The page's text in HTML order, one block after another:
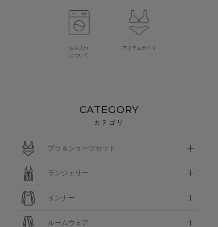
お手入れ
について
アイテムガイド
CATEGORY
カテゴリ
ブラ＆ショーツセット
ランジェリー
インナー
ルームウェア